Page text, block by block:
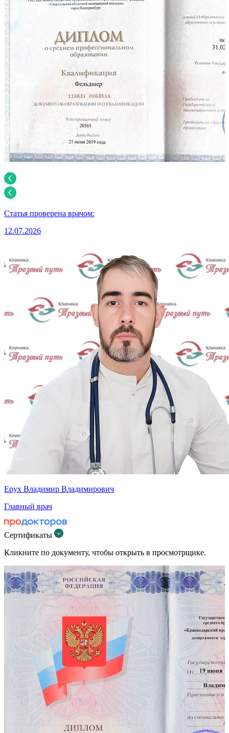
Статья проверена врачом:
12.07.2026
Ерух Владимир Владимирович
Главный врач
Сертификаты
Кликните по документу, чтобы открыть в просмотрщике.